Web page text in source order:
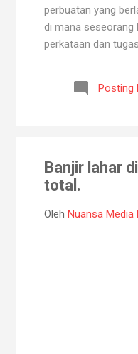
perbuatan yang
di mana seseorang
perkataan dan
lutut merelakan
bersih atau baik.
Posting
Banjir lahar
total.
Oleh Nuansa Media